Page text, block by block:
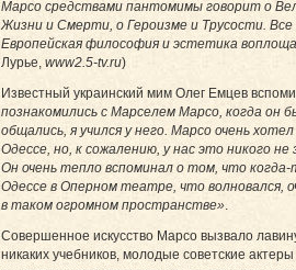
Марсо средствами пантомимы говорит о
Жизни и Смерти, о Героизме и Трусости. Все
Европейская философия и эстетика
Лурье, www2.5-tv.ru)
Известный украинский мим Олег Емцев
познакомились с Марселем Марсо, когда он
общались, я учился у него. Марсо очень
Одессе, но, к сожалению, у нас это никого не
Он очень тепло вспоминал о том, что
Одессе в Оперном театре, что волновался,
в таком огромном пространстве».
Совершенное искусство Марсо вызвало
никаких учебников, молодые советские